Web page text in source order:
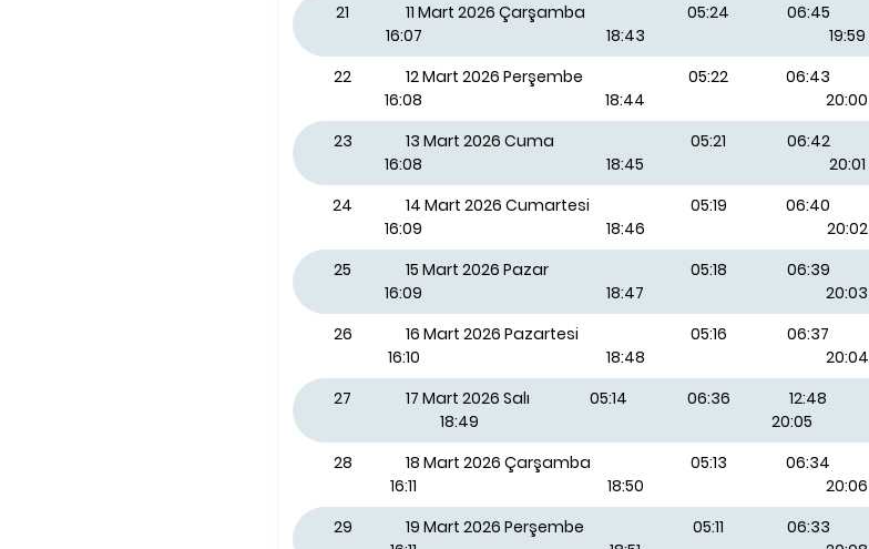
21
11 Mart 2026 Çarşamba 05:24 06:45
16:07
18:43
19:59
22
12 Mart 2026 Perşembe 05:22 06:43
16:08
18:44
20:00
23
13 Mart 2026 Cuma 05:21 06:42
16:08
18:45
20:01
24
14 Mart 2026 Cumartesi 05:19 06:40
16:09
18:46
20:02
25
15 Mart 2026 Pazar 05:18 06:39
16:09
18:47
20:03
26
16 Mart 2026 Pazartesi 05:16 06:37
16:10
18:48
20:04
27
17 Mart 2026 Salı 05:14 06:36 12:48
18:49
20:05
28
18 Mart 2026 Çarşamba 05:13 06:34
16:11
18:50
20:06
29
19 Mart 2026 Perşembe 05:11 06:33